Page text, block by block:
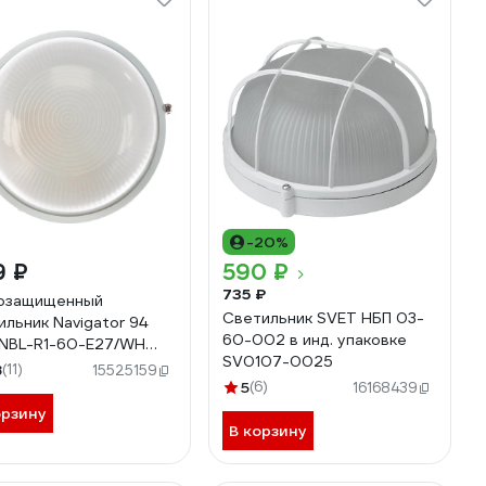
₽
Navigator 94
R1-60-E27/WH
белый круг 60Вт
(11) 15525159
-20%
590 ₽
735 ₽
Светильник SVET НБП 03-
60-002 в инд. упаковке
SV0107-0025
5(6) 16168439
В корзину